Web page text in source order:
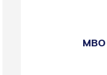
MBO